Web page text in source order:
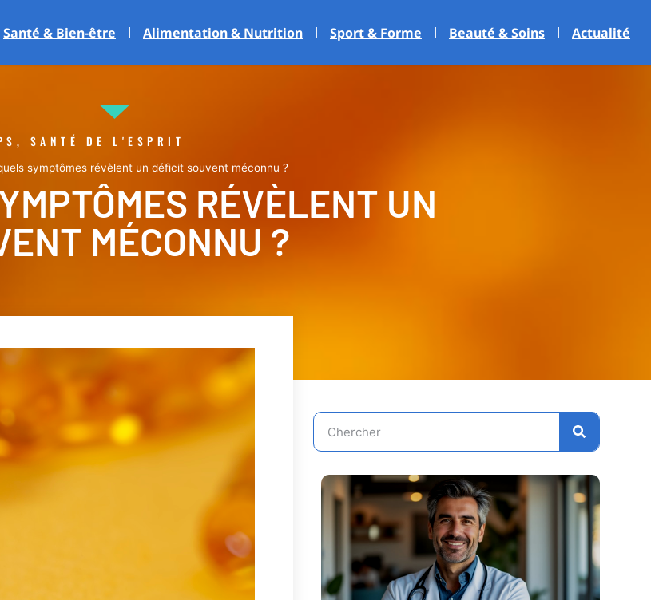
Santé & Bien-être Alimentation & Nutrition Sport & Forme Beauté & Soins Actualité
SANTÉ DE L'ESPRIT
symptômes révèlent un déficit souvent méconnu ?
RÉVÈLENT UN
MÉCONNU ?